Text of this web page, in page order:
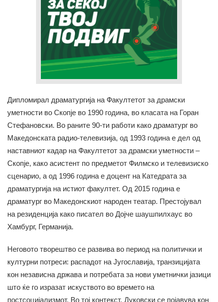
Дипломирал драматургија на Факултетот за драмски
уметности во Скопје во 1990 година, во класата на Горан
Стефановски. Во раните 90-ти работи како драматург во
Македонската радио-телевизија, од 1993 година е дел од
наставниот кадар на Факултетот за драмски уметности –
Скопје, како асистент по предметот Филмско и телевизиско
сценарио, а од 1996 година е доцент на Катедрата за
драматургија на истиот факултет. Од 2015 година е
драматург во Македонскиот народен театар. Престојувал
на резиденција како писател во Дојче шаушпилхаус во
Хамбург, Германија.
Неговото творештво се развива во период на политички и
културни потреси: распадот на Југославија, транзицијата
кон независна држава и потребата за нови уметнички јазици
што ќе го изразат искуството во времето на
постсоцијализмот. Во тој контекст, Дуковски се појавува кон